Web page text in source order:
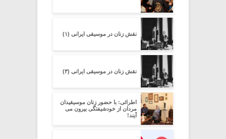
نقش زنان در موسیقی ایرانی (۱)
نقش زنان در موسیقی ایرانی (۳)
اطرائی: با حضور زنان موسیقیدان
مردان از خودشیفتگی بیرون می
آیند!